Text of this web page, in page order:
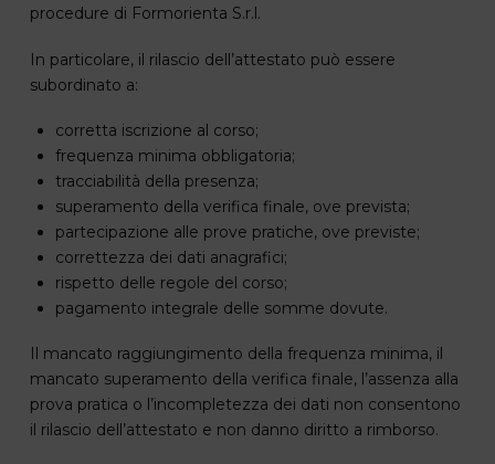
procedure di Formorienta S.r.l.
In particolare, il rilascio dell’attestato può essere
subordinato a:
corretta iscrizione al corso;
frequenza minima obbligatoria;
tracciabilità della presenza;
superamento della verifica finale, ove prevista;
partecipazione alle prove pratiche, ove previste;
correttezza dei dati anagrafici;
rispetto delle regole del corso;
pagamento integrale delle somme dovute.
Il mancato raggiungimento della frequenza minima, il
mancato superamento della verifica finale, l’assenza alla
prova pratica o l’incompletezza dei dati non consentono
il rilascio dell’attestato e non danno diritto a rimborso.